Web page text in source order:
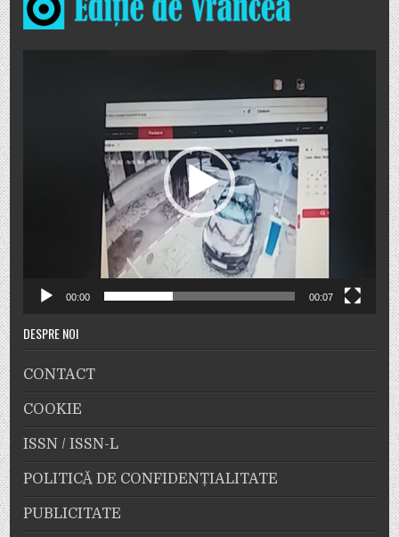
00:00 00:07
DESPRE NOI
CONTACT
COOKIE
ISSN / ISSN-L
POLITICĂ DE CONFIDENȚIALITATE
PUBLICITATE